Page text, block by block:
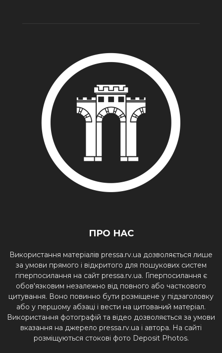
ПРО НАС
Використання матеріалів pressa.rv.ua дозволяється лише
за умови прямого і відкритого для пошукових систем
гіперпосилання на сайт pressa.rv.ua. Гіперпосилання є
обов'язковим незалежно від повного або часткового
цитування. Воно повинно бути розміщене у підзаголовку
або у першому абзаці і вести на цитований матеріал.
Використання фотографій та відео дозволяється за умови
вказання на джерело pressa.rv.ua і автора. На сайті
розміщуються стокові фото Deposit Photos.